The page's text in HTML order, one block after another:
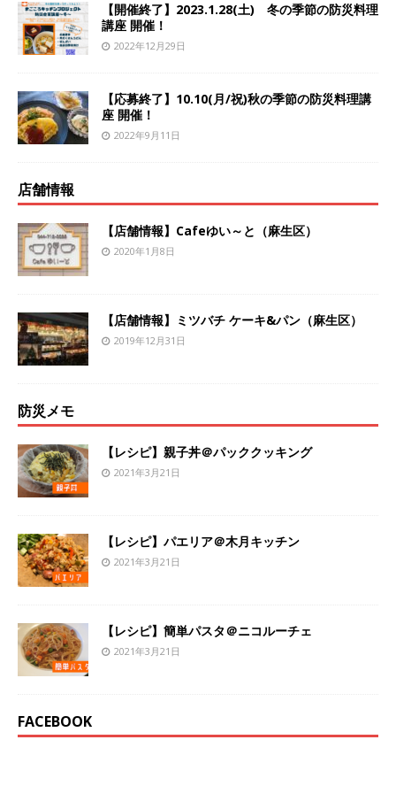
【開催終了】2023.1.28(土) 冬の季節の防災料理
講座 開催！
2022年12月29日
【応募終了】10.10(月/祝)秋の季節の防災料理講
座 開催！
2022年9月11日
店舗情報
【店舗情報】Cafeゆい～と（麻生区）
2020年1月8日
【店舗情報】ミツバチ ケーキ&パン（麻生区）
2019年12月31日
防災メモ
【レシピ】親子丼＠パッククッキング
2021年3月21日
【レシピ】パエリア＠木月キッチン
2021年3月21日
【レシピ】簡単パスタ＠ニコルーチェ
2021年3月21日
FACEBOOK